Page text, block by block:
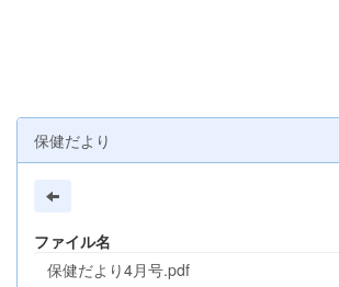
保健だより
ファイル名
保健だより4月号.pdf